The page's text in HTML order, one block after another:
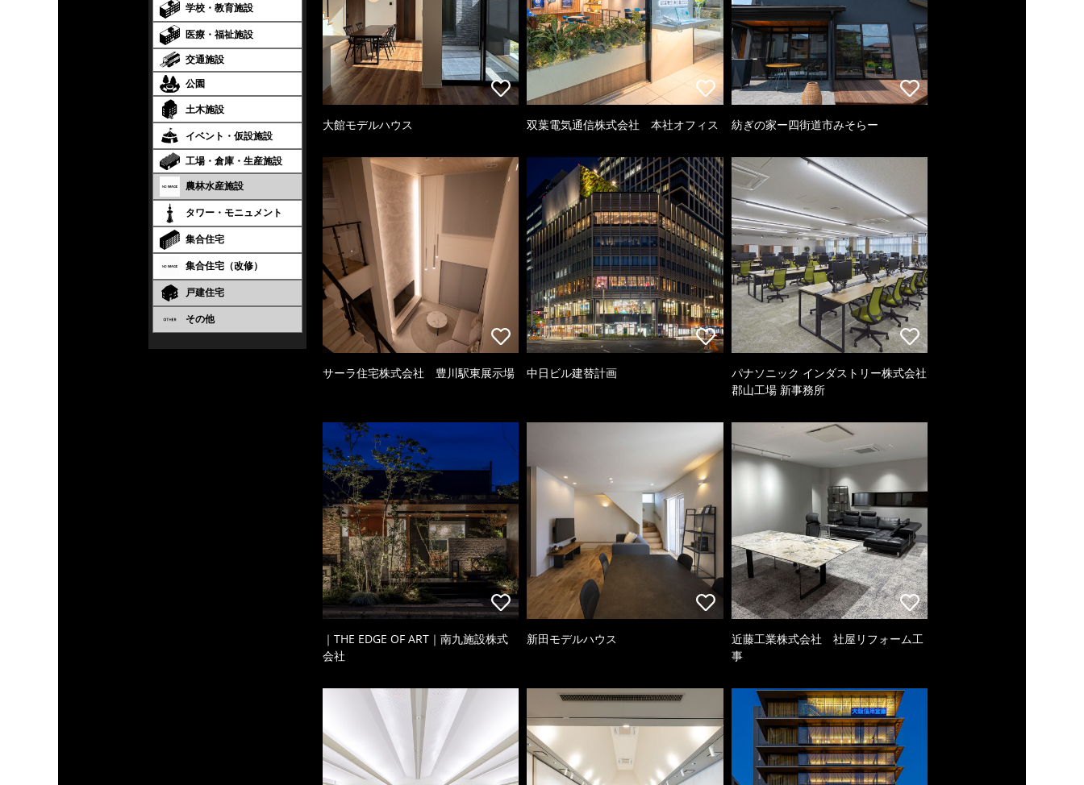
学校・教育施設
医療・福祉施設
交通施設
公園
土木施設
イベント・仮設施設
工場・倉庫・生産施設
農林水産施設
タワー・モニュメント
集合住宅
集合住宅（改修）
戸建住宅
その他
大館モデルハウス 双葉電気通信株式会社 本社オフィス 紡ぎの家ー四街道市みそらー
サーラ住宅株式会社 豊川駅東展示場 中日ビル建替計画
パナソニック インダストリー株式会社
郡山工場 新事務所
｜THE EDGE OF ART｜南九施設株式
会社
新田モデルハウス
近藤工業株式会社 社屋リフォーム工
事